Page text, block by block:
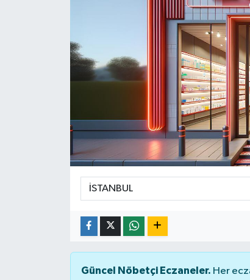
Güncel Nöbetçi Eczaneler. Her